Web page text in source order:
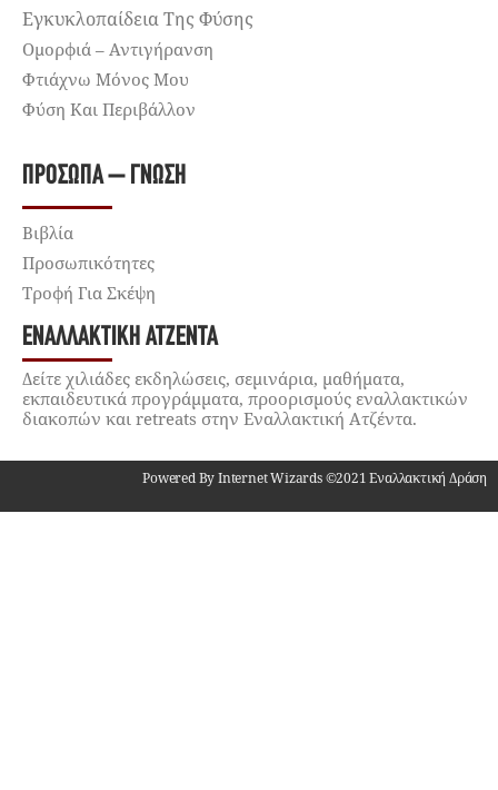
Εγκυκλοπαίδεια Της Φύσης
Ομορφιά – Αντιγήρανση
Φτιάχνω Μόνος Μου
Φύση Και Περιβάλλον
ΠΡΌΣΩΠΑ – ΓΝΏΣΗ
Βιβλία
Προσωπικότητες
Τροφή Για Σκέψη
ΕΝΑΛΛΑΚΤΙΚΉ ΑΤΖΈΝΤΑ
Δείτε χιλιάδες εκδηλώσεις, σεμινάρια, μαθήματα,
εκπαιδευτικά προγράμματα, προορισμούς εναλλακτικών
διακοπών και retreats στην Εναλλακτική Ατζέντα.
Powered By Internet Wizards ©2021 Εναλλακτική Δράση